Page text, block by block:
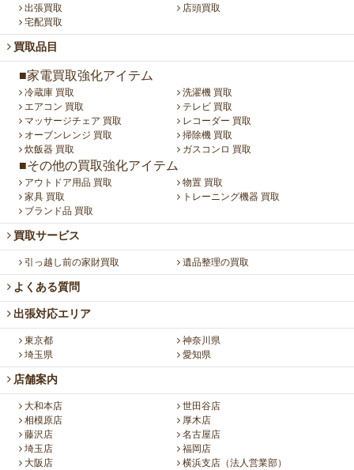
出張買取
店頭買取
宅配買取
買取品目
■家電買取強化アイテム
冷蔵庫 買取
洗濯機 買取
エアコン 買取
テレビ 買取
マッサージチェア 買取
レコーダー 買取
オーブンレンジ 買取
掃除機 買取
炊飯器 買取
ガスコンロ 買取
■その他の買取強化アイテム
アウトドア用品 買取
物置 買取
家具 買取
トレーニング機器 買取
ブランド品 買取
買取サービス
引っ越し前の家財買取 遺品整理の買取
よくある質問
出張対応エリア
東京都
神奈川県
埼玉県
愛知県
店舗案内
大和本店
世田谷店
相模原店
厚木店
藤沢店
名古屋店
埼玉店
福岡店
大阪店
横浜支店（法人営業部）